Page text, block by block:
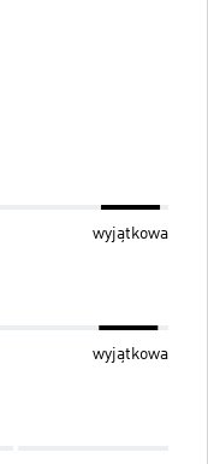
wyjątkowa
wyjątkowa